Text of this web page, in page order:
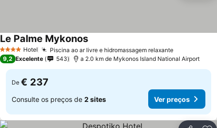
4 EstrelasHotel Piscina ao ar livre e hidromassagem relaxante
Le Palme Mykonos
9,2 Excelente 543 a 2.0 km de Mykonos Island National Airport
De € 237
Consulte os preços de 2 sites Ver preços